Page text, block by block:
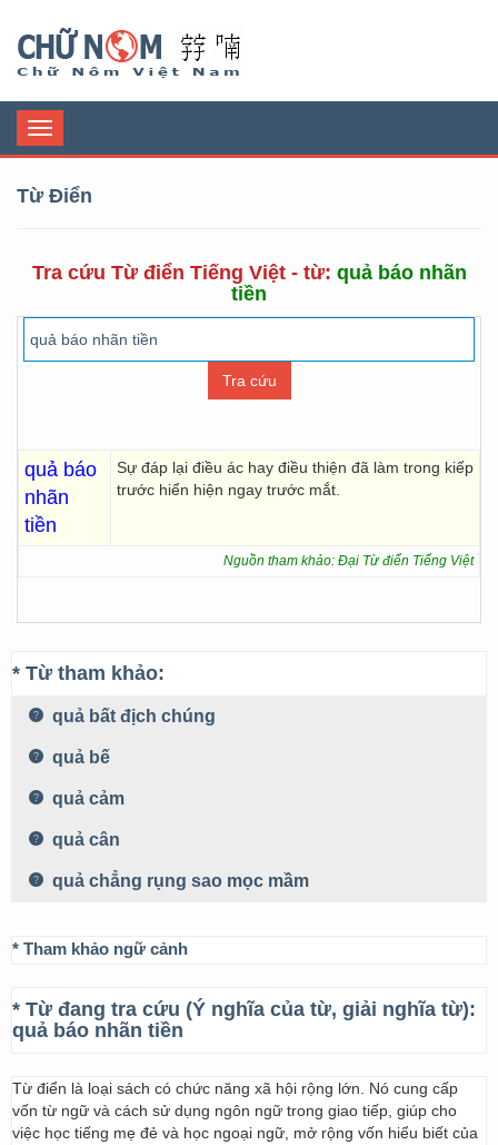
Toggle
navigation
Từ Điển
Tra cứu Từ điển Tiếng Việt - từ: quả báo nhãn
tiền
quả báo
nhãn
tiền
Sự đáp lại điều ác hay điều thiện đã làm trong kiếp
trước hiển hiện ngay trước mắt.
Nguồn tham khảo: Đại Từ điển Tiếng Việt
* Từ tham khảo:
quả bất địch chúng
quả bế
quả cảm
quả cân
quả chẳng rụng sao mọc mầm
* Tham khảo ngữ cảnh
* Từ đang tra cứu (Ý nghĩa của từ, giải nghĩa từ):
quả báo nhãn tiền
Từ điển là loại sách có chức năng xã hội rộng lớn. Nó cung cấp
vốn từ ngữ và cách sử dụng ngôn ngữ trong giao tiếp, giúp cho
việc học tiếng mẹ đẻ và học ngoại ngữ, mở rộng vốn hiểu biết của